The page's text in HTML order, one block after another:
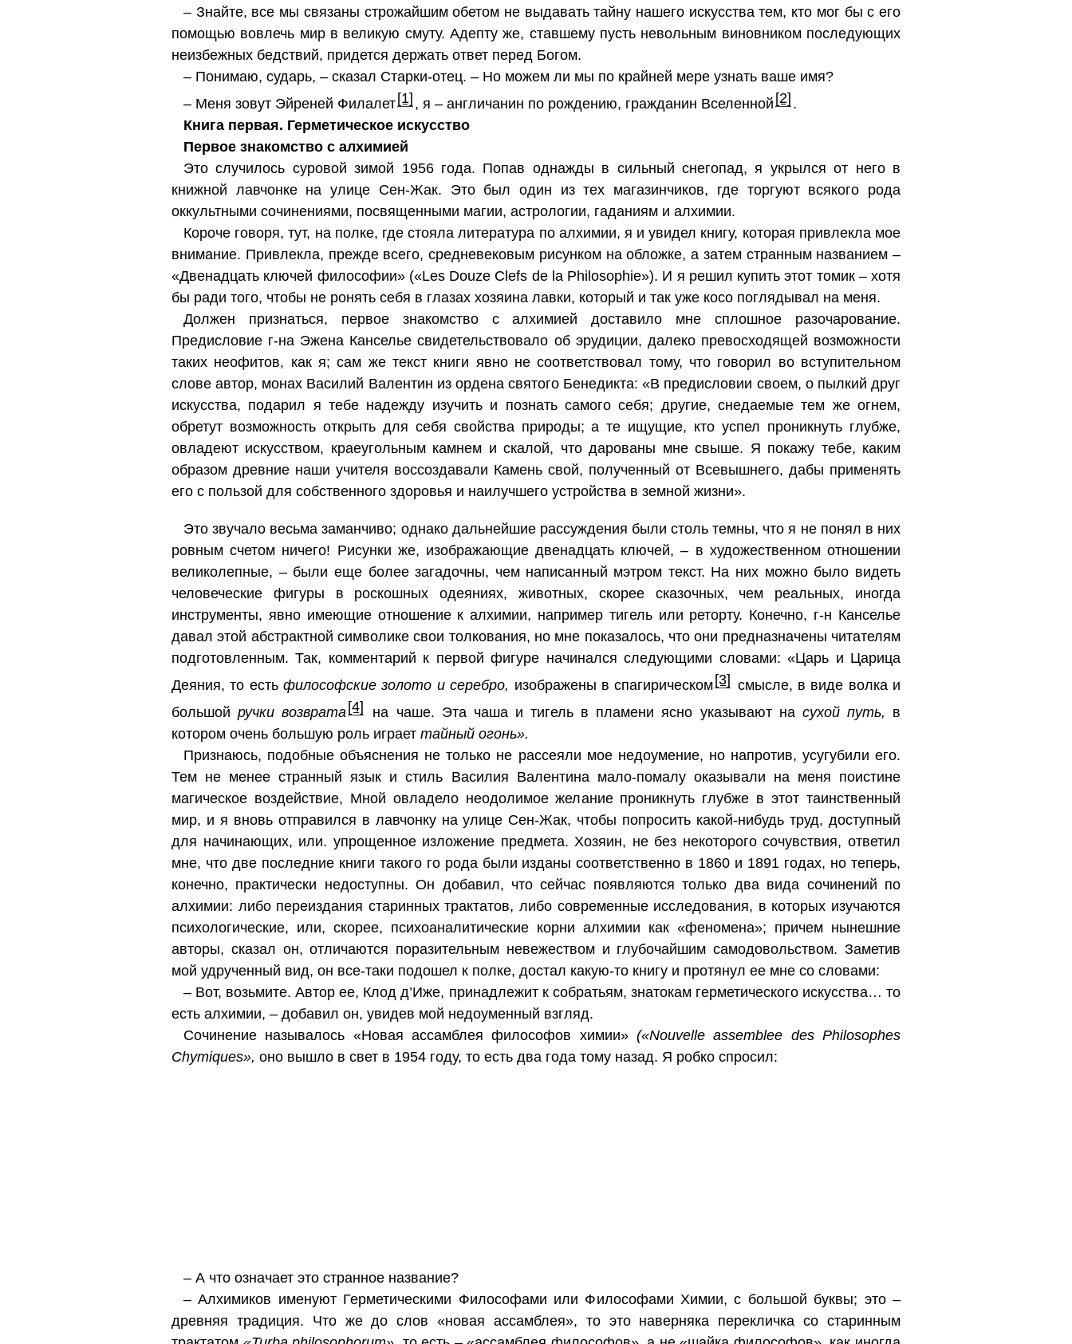
– Знайте, все мы связаны строжайшим обетом не выдавать тайну нашего искусства тем, кто мог бы с его
помощью вовлечь мир в великую смуту. Адепту же, ставшему пусть невольным виновником последующих
неизбежных бедствий, придется держать ответ перед Богом.
– Понимаю, сударь, – сказал Старки-отец. – Но можем ли мы по крайней мере узнать ваше имя?
– Меня зовут Эйреней Филалет [1] , я – англичанин по рождению, гражданин Вселенной [2] .
Книга первая. Герметическое искусство
Первое знакомство с алхимией
Это случилось суровой зимой 1956 года. Попав однажды в сильный снегопад, я укрылся от него в
книжной лавчонке на улице Сен-Жак. Это был один из тех магазинчиков, где торгуют всякого рода
оккультными сочинениями, посвященными магии, астрологии, гаданиям и алхимии.
Короче говоря, тут, на полке, где стояла литература по алхимии, я и увидел книгу, которая привлекла мое
внимание. Привлекла, прежде всего, средневековым рисунком на обложке, а затем странным названием –
«Двенадцать ключей философии» («Les Douze Clefs de la Philosophie»). И я решил купить этот томик – хотя
бы ради того, чтобы не ронять себя в глазах хозяина лавки, который и так уже косо поглядывал на меня.
Должен признаться, первое знакомство с алхимией доставило мне сплошное разочарование.
Предисловие г-на Эжена Канселье свидетельствовало об эрудиции, далеко превосходящей возможности
таких неофитов, как я; сам же текст книги явно не соответствовал тому, что говорил во вступительном
слове автор, монах Василий Валентин из ордена святого Бенедикта: «В предисловии своем, о пылкий друг
искусства, подарил я тебе надежду изучить и познать самого себя; другие, снедаемые тем же огнем,
обретут возможность открыть для себя свойства природы; а те ищущие, кто успел проникнуть глубже,
овладеют искусством, краеугольным камнем и скалой, что дарованы мне свыше. Я покажу тебе, каким
образом древние наши учителя воссоздавали Камень свой, полученный от Всевышнего, дабы применять
его с пользой для собственного здоровья и наилучшего устройства в земной жизни».
Это звучало весьма заманчиво; однако дальнейшие рассуждения были столь темны, что я не понял в них
ровным счетом ничего! Рисунки же, изображающие двенадцать ключей, – в художественном отношении
великолепные, – были еще более загадочны, чем написанный мэтром текст. На них можно было видеть
человеческие фигуры в роскошных одеяниях, животных, скорее сказочных, чем реальных, иногда
инструменты, явно имеющие отношение к алхимии, например тигель или реторту. Конечно, г-н Канселье
давал этой абстрактной символике свои толкования, но мне показалось, что они предназначены читателям
подготовленным. Так, комментарий к первой фигуре начинался следующими словами: «Царь и Царица
Деяния, то естьфилософские золото и серебро, изображены в спагирическом [3] смысле, в виде волка и
большойручки возврата [4] на чаше. Эта чаша и тигель в пламени ясно указывают на сухой путь, в
котором очень большую роль играет тайный огонь».
Признаюсь, подобные объяснения не только не рассеяли мое недоумение, но напротив, усугубили его.
Тем не менее странный язык и стиль Василия Валентина мало-помалу оказывали на меня поистине
магическое воздействие, Мной овладело неодолимое желание проникнуть глубже в этот таинственный
мир, и я вновь отправился в лавчонку на улице Сен-Жак, чтобы попросить какой-нибудь труд, доступный
для начинающих, или. упрощенное изложение предмета. Хозяин, не без некоторого сочувствия, ответил
мне, что две последние книги такого го рода были изданы соответственно в 1860 и 1891 годах, но теперь,
конечно, практически недоступны. Он добавил, что сейчас появляются только два вида сочинений по
алхимии: либо переиздания старинных трактатов, либо современные исследования, в которых изучаются
психологические, или, скорее, психоаналитические корни алхимии как «феномена»; причем нынешние
авторы, сказал он, отличаются поразительным невежеством и глубочайшим самодовольством. Заметив
мой удрученный вид, он все-таки подошел к полке, достал какую-то книгу и протянул ее мне со словами:
– Вот, возьмите. Автор ее, Клод д’Иже, принадлежит к собратьям, знатокам герметического искусства… то
есть алхимии, – добавил он, увидев мой недоуменный взгляд.
Сочинение называлось «Новая ассамблея философов химии» («Nouvelle assemblee des Philosophes
Chymiques», оно вышло в свет в 1954 году, то есть два года тому назад. Я робко спросил:
– А что означает это странное название?
– Алхимиков именуют Герметическими Философами или Философами Химии, с большой буквы; это –
древняя традиция. Что же до слов «новая ассамблея», то это наверняка перекличка со старинным